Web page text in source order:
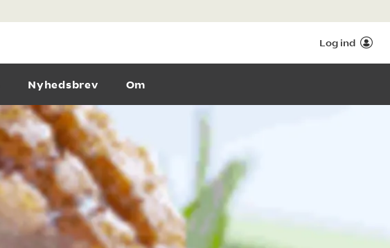
Log ind
Nyhedsbrev Om